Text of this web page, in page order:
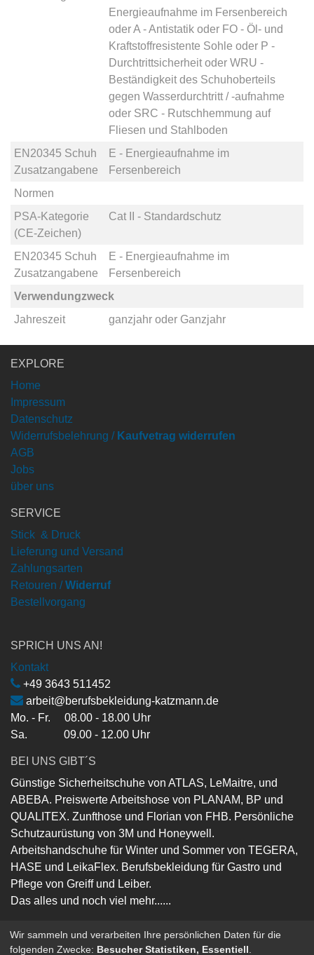
Energieaufnahme im Fersenbereich
oderA - Antistatikoder FO - Öl- und
Kraftstoffresistente Sohle oder P -
Durchtrittsicherheitoder WRU -
Beständigkeit des Schuhoberteils
gegen Wasserdurchtritt / -aufnahme
oder SRC - Rutschhemmung auf
Fliesen und Stahlboden
EN20345 Schuh
Zusatzangabene
E - Energieaufnahme im
Fersenbereich
Normen
PSA-Kategorie
(CE-Zeichen)
Cat II - Standardschutz
EN20345 Schuh
Zusatzangabene
E - Energieaufnahme im
Fersenbereich
Verwendungzweck
Jahreszeit
ganzjahroder Ganzjahr
EXPLORE
Home
Impressum
Datenschutz
Widerrufsbelehrung / Kaufvetrag widerrufen
AGB
Jobs
über uns
SERVICE
Stick & Druck
Lieferung und Versand
Zahlungsarten
Retouren / Widerruf
Bestellvorgang
SPRICH UNS AN!
Kontakt
+49 3643 511452
arbeit@berufsbekleidung-katzmann.de
Mo. - Fr. 08.00 - 18.00 Uhr
Sa. 09.00 - 12.00 Uhr
BEI UNS GIBT´S
Günstige Sicherheitschuhe von ATLAS, LeMaitre, und
ABEBA. Preiswerte Arbeitshose von PLANAM, BP und
QUALITEX. Zunfthose und Florian von FHB. Persönliche
Schutzaurüstung von 3M und Honeywell.
Arbeitshandschuhe für Winter und Sommer von TEGERA,
HASE und LeikaFlex. Berufsbekleidung für Gastro und
Pflege von Greiff und Leiber.
Das alles und noch viel mehr......
Wir sammeln und verarbeiten Ihre persönlichen Daten für die
folgenden Zwecke: Besucher Statistiken, Essentiell